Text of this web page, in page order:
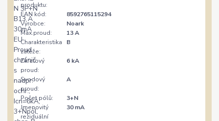
produktu:
EAN kód:
8592765115294
Výrobce:
Noark
Max.proud:
13 A
Charakteristika
zátěže:
B
Zkratový
proud:
6 kA
Svodový
proud:
A
Počet pólů:
3+N
Jmenovitý
reziduální
30 mA